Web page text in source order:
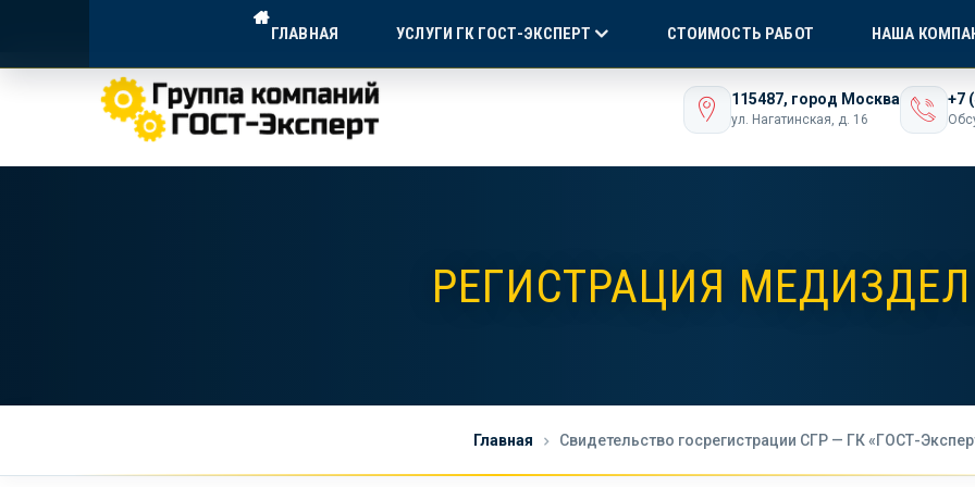
ГОСТ-ЭКСПЕРТ — ДОСТУПНАЯ СЕРТИФИКАЦИЯ
Экспертное сопровождение для вашего бизнеса
115487, город Москва
ул. Нагатинская, д. 16
+7
ГЛАВНАЯ УСЛУГИ ГК ГОСТ-ЭКСПЕРТ СТОИМОСТЬ РАБОТ НАША
РЕГИСТРАЦИЯ
Главная Свидетельство госрегистрации СГР — ГК «ГОСТ-